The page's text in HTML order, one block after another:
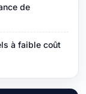
de
à faible coût